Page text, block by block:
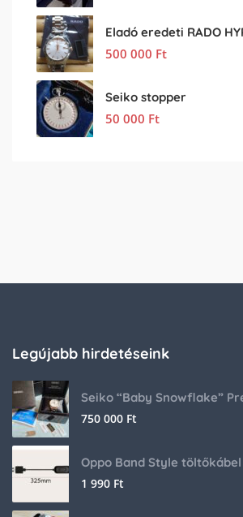
500 000 Ft
Seiko stopper
50 000 Ft
Legújabb hirdetéseink
750 000 Ft
Oppo Band Style töltőkábel
1 990 Ft